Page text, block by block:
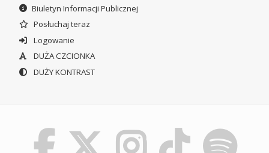
Biuletyn Informacji Publicznej
Posłuchaj teraz
Logowanie
DUŻA CZCIONKA
DUŻY KONTRAST